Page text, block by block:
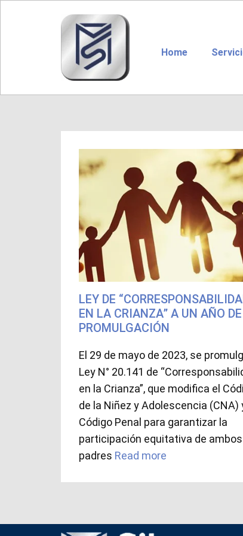
Home
LEY DE
EN LA CRIANZA” A UN AÑO
PROMULGACIÓN
El 29 de mayo de 2023, se
Ley N° 20.141 de
en la Crianza”, que modifica el
de la Niñez y Adolescencia (CNA)
Código Penal para garantizar la
participación equitativa de ambos
padres Read more